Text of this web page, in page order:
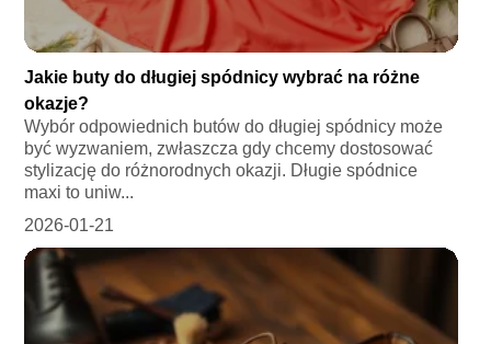
Jakie buty do długiej spódnicy wybrać na różne
okazje?
Wybór odpowiednich butów do długiej spódnicy może
być wyzwaniem, zwłaszcza gdy chcemy dostosować
stylizację do różnorodnych okazji. Długie spódnice
maxi to uniw...
2026-01-21